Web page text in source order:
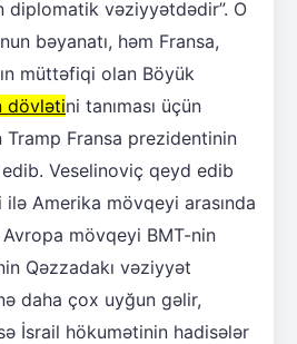
diplomatik vəziyyətdədir”. O
bəyanatı, həm Fransa,
müttəfiqi olan Böyük
dövlətini tanıması üçün
Tramp Fransa prezidentinin
edib. Veselinoviç qeyd edib
Amerika mövqeyi arasında
mövqeyi BMT-nin
Qəzzadakı vəziyyət
daha çox uyğun gəlir,
İsrail hökumətinin hadisələr